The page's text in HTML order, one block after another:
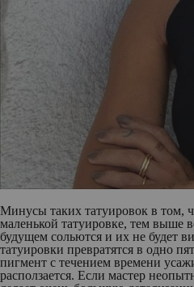
Минусы таких татуировок в том,
маленькой татуировке, тем выше
будущем сольются и их не будет
татуировки превратятся в одно
пигмент с течением времени
расползается. Если мастер